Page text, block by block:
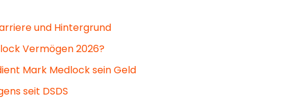
und Hintergrund
Vermögen 2026?
Mark Medlock sein Geld
seit DSDS